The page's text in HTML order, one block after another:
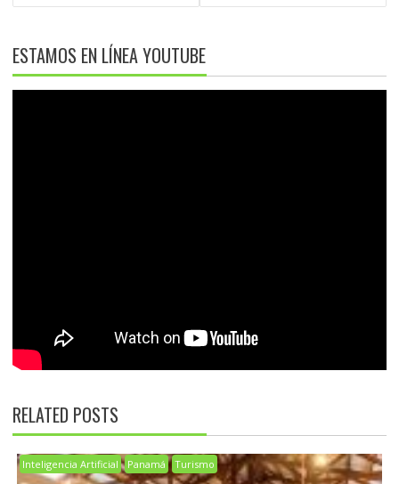
ESTAMOS EN LÍNEA YOUTUBE
RELATED POSTS
Inteligencia Artificial Panamá Turismo